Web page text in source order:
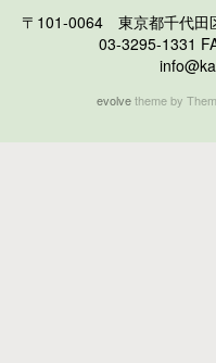
〒101-0064 東京都千代田
03-3295-1331
evolvetheme by